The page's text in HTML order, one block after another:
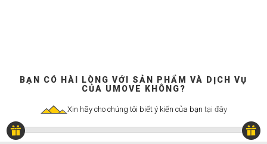
BẠN CÓ HÀI LÒNG VỚI SẢN PHẨM VÀ DỊCH VỤ
CỦA UMOVE KHÔNG?
Xin hãy cho chúng tôi biết ý kiến của bạn tại đây